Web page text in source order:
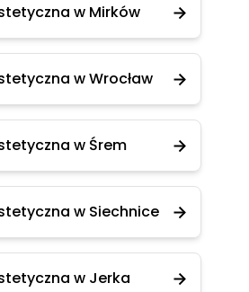
w Mirków
w Wrocław
w Śrem
w Siechnice
w Jerka